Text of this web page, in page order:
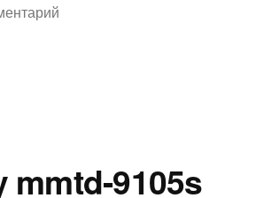
к
mmtd-9105s